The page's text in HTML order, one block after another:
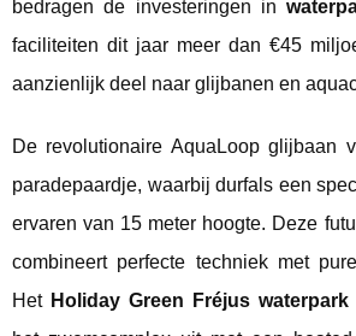
bedragen de investeringen in
faciliteiten dit jaar meer dan €45
aanzienlijk deel naar glijbanen en
De revolutionaire AquaLoop glijbaan
paradepaardje, waarbij durfals een
ervaren van 15 meter hoogte. Deze
combineert perfecte techniek met
Het Holiday Green Fréjus waterpark